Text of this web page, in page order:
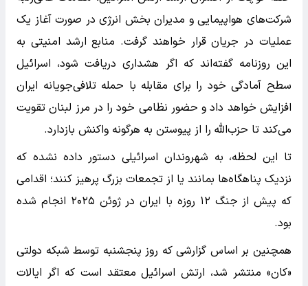
شرکت‌های هواپیمایی و مدیران بخش انرژی در صورت آغاز یک
عملیات در جریان قرار خواهند گرفت. منابع ارشد امنیتی به
این روزنامه گفته‌اند که اگر هشداری دریافت شود، اسرائیل
سطح آمادگی خود را برای مقابله با حمله تلافی‌جویانه ایران
افزایش خواهد داد و حضور نظامی خود را در مرز لبنان تقویت
می‌کند تا حزب‌الله را از پیوستن به هرگونه واکنش بازدارد.
تا این لحظه، به شهروندان اسرائیلی دستور داده نشده که
نزدیک پناهگاه‌ها بمانند یا از تجمعات بزرگ پرهیز کنند؛ اقدامی
که پیش از جنگ ۱۲ روزه با ایران در ژوئن ۲۰۲۵ انجام شده
بود.
همچنین بر اساس گزارشی که روز پنجشنبه توسط شبکه دولتی
«کان» منتشر شد، ارتش اسرائیل معتقد است که اگر ایالات